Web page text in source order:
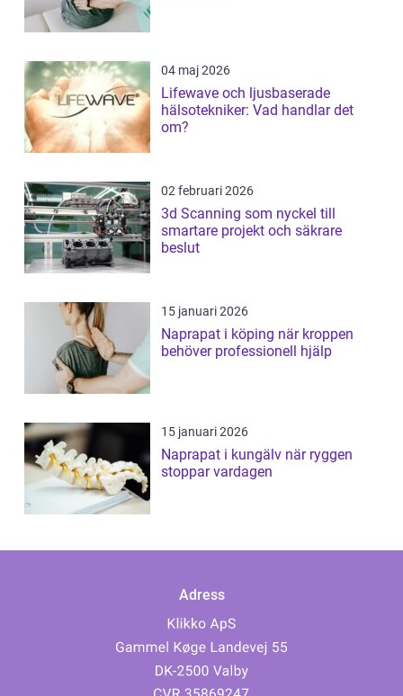
04 maj 2026
Lifewave och ljusbaserade
hälsotekniker: Vad handlar det
om?
02 februari 2026
3d Scanning som nyckel till
smartare projekt och säkrare
beslut
15 januari 2026
Naprapat i köping när kroppen
behöver professionell hjälp
15 januari 2026
Naprapat i kungälv när ryggen
stoppar vardagen
Adress